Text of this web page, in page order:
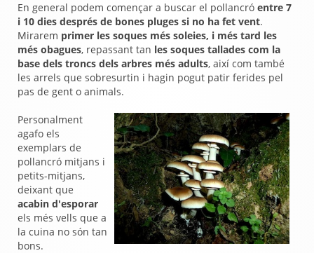
En general podem començar a buscar el pollancró entre 7
i 10 dies després de bones pluges si no ha fet vent.
Mirarem primer les soques més soleies, i més tard les
més obagues, repassant tan les soques tallades com la
base dels troncs dels arbres més adults, així com també
les arrels que sobresurtin i hagin pogut patir ferides pel
pas de gent o animals.
Personalment
agafo els
exemplars de
pollancró mitjans i
petits-mitjans,
deixant que
acabin d'esporar
els més vells que a
la cuina no són tan
bons.